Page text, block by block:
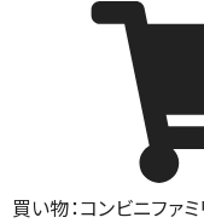
買い物：コンビニファ